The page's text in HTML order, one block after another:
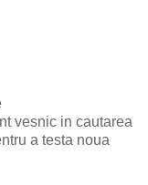
vesnic in cautarea
a testa noua